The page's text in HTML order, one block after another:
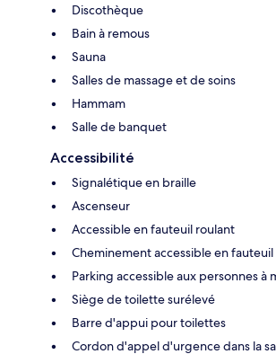
Discothèque
Bain à remous
Sauna
Salles de massage et de soins
Hammam
Salle de banquet
Accessibilité
Signalétique en braille
Ascenseur
Accessible en fauteuil roulant
Cheminement accessible en
Parking accessible aux personnes
Siège de toilette surélevé
Barre d'appui pour toilettes
Cordon d'appel d'urgence dans la